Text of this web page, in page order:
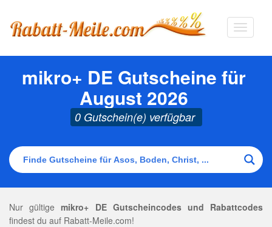
mikro+ DE Gutscheine für
August 2026
0 Gutschein(e) verfügbar
Nur gültigemikro+ DE Gutscheincodes und Rabattcodes
findest du auf Rabatt-Meile.com!